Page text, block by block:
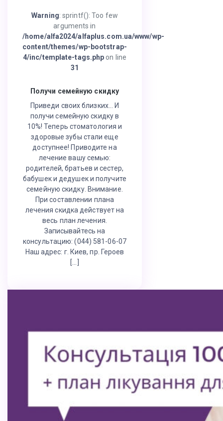
Warning: sprintf(): Too few
arguments in
/home/alfa2024/alfaplus.com.ua/www/wp-
content/themes/wp-bootstrap-
4/inc/template-tags.php on line
31
Получи семейную скидку
Приведи своих близких… И
получи семейную скидку в
10%! Теперь стоматология и
здоровые зубы стали еще
доступнее! Приводите на
лечение вашу семью:
родителей, братьев и сестер,
бабушек и дедушек и получите
семейную скидку. Внимание.
При составлении плана
лечения скидка действует на
весь план лечения.
Записывайтесь на
консультацию: (044) 581-06-07
Наш адрес: г. Киев, пр. Героев
[…]